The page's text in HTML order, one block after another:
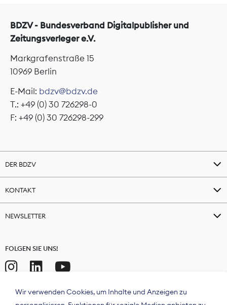
Print
ALLE THEMEN
Mitgliederbereich
BDZV - Bundesverband Digitalpublisher und
Zeitungsverleger e.V.
Markgrafenstraße 15
10969 Berlin
E-Mail: bdzv@bdzv.de
T.: +49 (0) 30 726298-0
F: +49 (0) 30 726298-299
DER BDZV
KONTAKT
NEWSLETTER
FOLGEN SIE UNS!
Wir verwenden Cookies, um Inhalte und Anzeigen zu